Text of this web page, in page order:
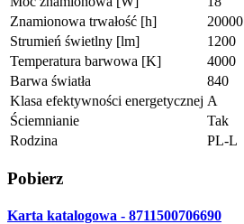
Znamionowa trwałość [h]
20000
Strumień świetlny [lm]
1200
Temperatura barwowa [K]
4000
Barwa światła
840
Klasa efektywności energetycznej A
Ściemnianie
Tak
Rodzina
PL-L
Pobierz
Karta katalogowa - 8711500706690